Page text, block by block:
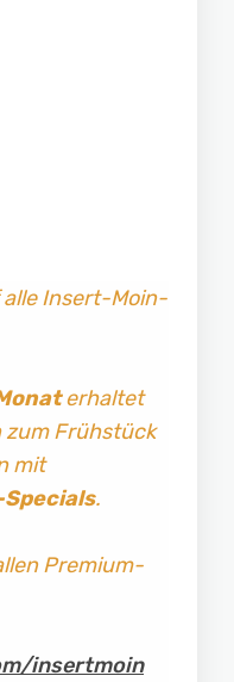
Insert-Moin-
erhaltet
zum Frühstück
mit
.
Premium-
insertmoin